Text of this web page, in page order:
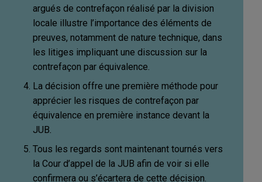
argués de contrefaçon réalisé par la division
locale illustre l’importance des éléments de
preuves, notamment de nature technique, dans
les litiges impliquant une discussion sur la
contrefaçon par équivalence.
La décision offre une première méthode pour
apprécier les risques de contrefaçon par
équivalence en première instance devant la
JUB
Tous les regards sont maintenant tournés vers
la Cour d’appel de la JUB afin de voir si elle
confirmera ou s’écartera de cette décision.